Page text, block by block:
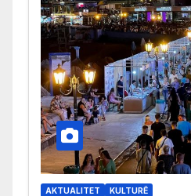
AKTUALITET KULTURË